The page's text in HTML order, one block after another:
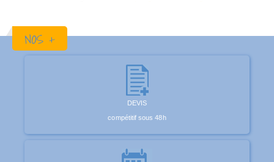
NOS +
DEVIS
compétitif sous 48h